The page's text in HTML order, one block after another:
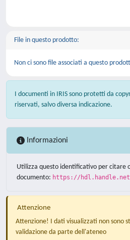
File in questo prodotto:
Non ci sono file associati a questo
I documenti in IRIS sono protetti da
riservati, salvo diversa indicazione.
Informazioni
Utilizza questo identificativo per citare
documento: https://hdl.handle.net/
Attenzione
Attenzione! I dati visualizzati non sono
validazione da parte dell'ateneo